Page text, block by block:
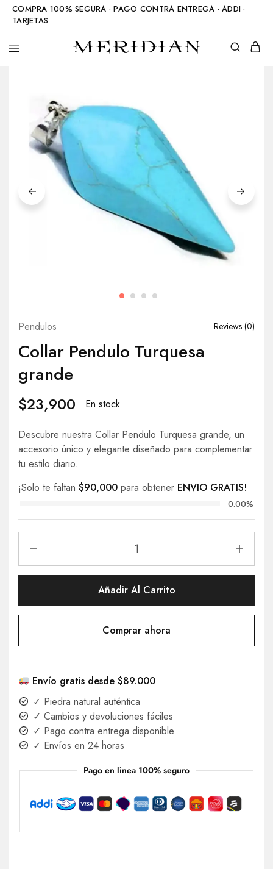
COMPRA 100% SEGURA · PAGO CONTRA ENTREGA · ADDI ·
TARJETAS
Meridian
Accesorios
Pendulos Reviews (0)
Collar Pendulo Turquesa
grande
$23,900 En stock
Descubre nuestra Collar Pendulo Turquesa grande, un
accesorio único y elegante diseñado para complementar
tu estilo diario.
¡Solo te faltan $90,000 para obtener ENVIO GRATIS!
0.00%
Añadir Al Carrito
Comprar ahora
Envío gratis desde $89.000
✓ Piedra natural auténtica
✓ Cambios y devoluciones fáciles
✓ Pago contra entrega disponible
✓ Envíos en 24 horas
Pago en linea 100% seguro